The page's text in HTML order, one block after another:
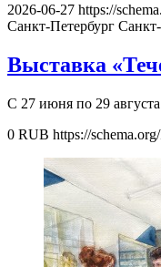
2026-06-27 https://
Санкт-Петербург
Выставка
С 27 июня по 29
0 RUB https://